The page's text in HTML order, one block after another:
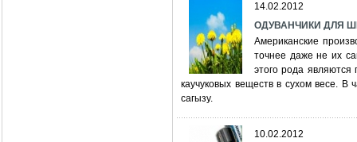
14.02.2012
ОДУВАНЧИКИ ДЛЯ
Американские
точнее даже не их
этого рода
каучуковых веществ в сухом весе. В
сагызу.
10.02.2012